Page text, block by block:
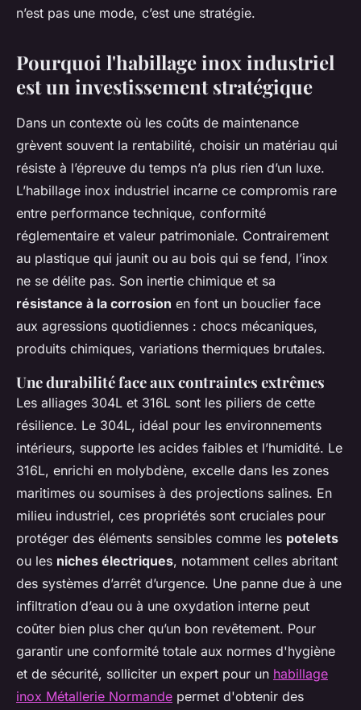
n’est pas une mode, c’est une stratégie.
Pourquoi l'habillage inox industriel
est un investissement stratégique
Dans un contexte où les coûts de maintenance
grèvent souvent la rentabilité, choisir un matériau qui
résiste à l’épreuve du temps n’a plus rien d’un luxe.
L’habillage inox industriel incarne ce compromis rare
entre performance technique, conformité
réglementaire et valeur patrimoniale. Contrairement
au plastique qui jaunit ou au bois qui se fend, l’inox
ne se délite pas. Son inertie chimique et sa
résistance à la corrosion en font un bouclier face
aux agressions quotidiennes : chocs mécaniques,
produits chimiques, variations thermiques brutales.
Une durabilité face aux contraintes extrêmes
Les alliages 304L et 316L sont les piliers de cette
résilience. Le 304L, idéal pour les environnements
intérieurs, supporte les acides faibles et l’humidité. Le
316L, enrichi en molybdène, excelle dans les zones
maritimes ou soumises à des projections salines. En
milieu industriel, ces propriétés sont cruciales pour
protéger des éléments sensibles comme les potelets
ou les niches électriques, notamment celles abritant
des systèmes d’arrêt d’urgence. Une panne due à une
infiltration d’eau ou à une oxydation interne peut
coûter bien plus cher qu’un bon revêtement. Pour
garantir une conformité totale aux normes d'hygiène
et de sécurité, solliciter un expert pour un habillage
inox Métallerie Normande permet d'obtenir des